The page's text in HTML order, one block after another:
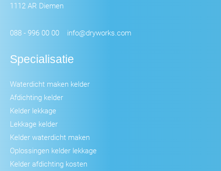
1112 AR Diemen
088 - 996 00 00 info@dryworks.com
Specialisatie
Waterdicht maken kelder
Afdichting kelder
Kelder lekkage
Lekkage kelder
Kelder waterdicht maken
Oplossingen kelder lekkage
Kelder afdichting kosten